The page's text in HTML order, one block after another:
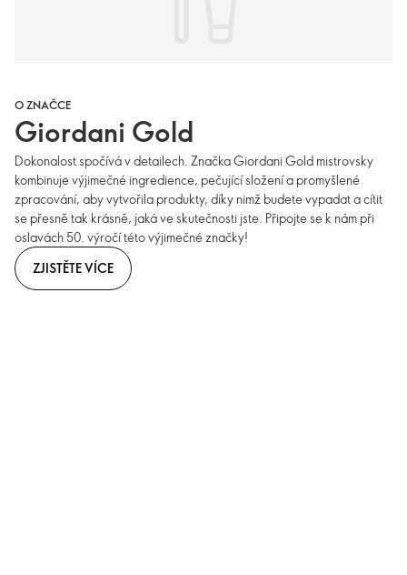
O ZNAČCE
Giordani Gold
Dokonalost spočívá v detailech. Značka Giordani Gold mistrovsky
kombinuje výjimečné ingredience, pečující složení a promyšlené
zpracování, aby vytvořila produkty, díky nimž budete vypadat a cítit
se přesně tak krásně, jaká ve skutečnosti jste. Připojte se k nám při
oslavách 50. výročí této výjimečné značky!
ZJISTĚTE VÍCE